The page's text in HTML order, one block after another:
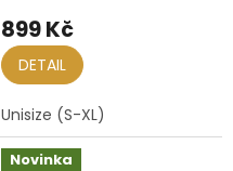
899 Kč
DETAIL
Unisize (S-XL)
Novinka